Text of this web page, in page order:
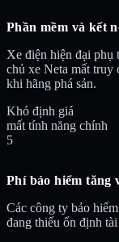
Phần mềm và kết
Xe điện hiện đại phụ
chủ xe Neta mất truy
khi hãng phá sản.
Khó định giá
mất tính năng chính
5
Phí bảo hiểm tăng
Các công ty bảo
đang thiếu ổn định